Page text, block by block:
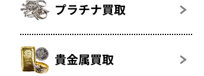
プラチナ買取
貴金属買取